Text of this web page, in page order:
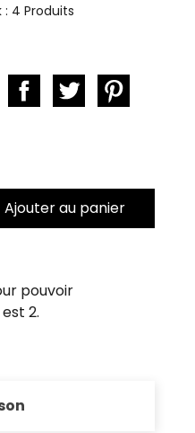
: 4 Produits
Ajouter au panier
pouvoir
2.